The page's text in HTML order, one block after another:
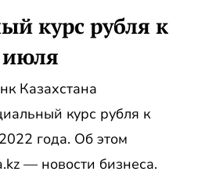
курс рубля к
июля
Казахстана
курс рубля к
года. Об этом
— новости бизнеса.